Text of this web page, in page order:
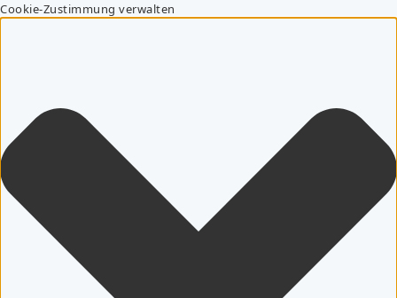
Cookie-Zustimmung verwalten